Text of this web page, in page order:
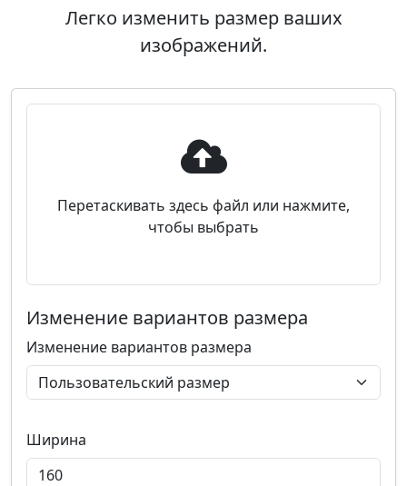
Легко изменить размер ваших
изображений.
Перетаскивать здесь файл или нажмите,
чтобы выбрать
Изменение вариантов размера
Изменение вариантов размера
Ширина